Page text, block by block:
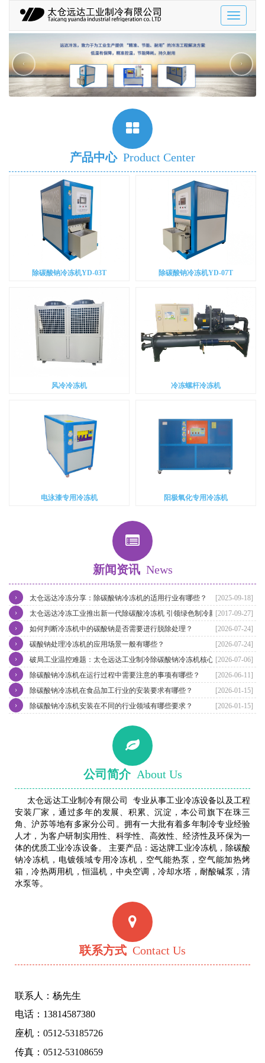
Toggle
‹ ›
产品中心 Product Center
除碳酸钠冷冻机YD-03T 除碳酸钠冷冻机YD-07T
风冷冷冻机 冷冻螺杆冷冻机
电泳漆专用冷冻机 阳极氧化专用冷冻机
新闻资讯 News
[2025-09-18]
太仓远达冷冻分享：除碳酸钠冷冻机的适用行业有哪些？
›
[2017-09-27]
太仓远达冷冻工业推出新一代除碳酸冷冻机 引领绿色制冷新潮流
›
[2026-07-24]
如何判断冷冻机中的碳酸钠是否需要进行脱除处理？
›
[2026-07-24]
碳酸钠处理冷冻机的应用场景一般有哪些？
›
[2026-07-06]
破局工业温控难题：太仓远达工业制冷除碳酸钠冷冻机核心优势解析
›
[2026-06-11]
除碳酸钠冷冻机在运行过程中需要注意的事项有哪些？
›
[2026-01-15]
除碳酸钠冷冻机在食品加工行业的安装要求有哪些？
›
[2026-01-15]
除碳酸钠冷冻机安装在不同的行业领域有哪些要求？
›
公司简介 About Us
太仓远达工业制冷有限公司 专业从事工业冷冻设备以及工程
安装厂家，通过多年的发展、积累、沉淀，本公司旗下在珠三
角、沪苏等地有多家分公司。拥有一大批有着多年制冷专业经验
人才，为客户研制实用性、科学性、高效性、经济性及环保为一
体的优质工业冷冻设备。 主要产品：远达牌工业冷冻机，除碳酸
钠冷冻机，电镀领域专用冷冻机，空气能热泵，空气能加热烤
箱，冷热两用机，恒温机，中央空调，冷却水塔，耐酸碱泵，清
水泵等。
联系方式 Contact Us
联系人：杨先生
电话：13814587380
座机：0512-53185726
传真：0512-53108659